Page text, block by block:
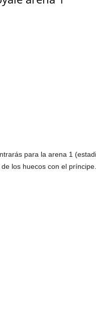
para la arena 1
los huecos con el